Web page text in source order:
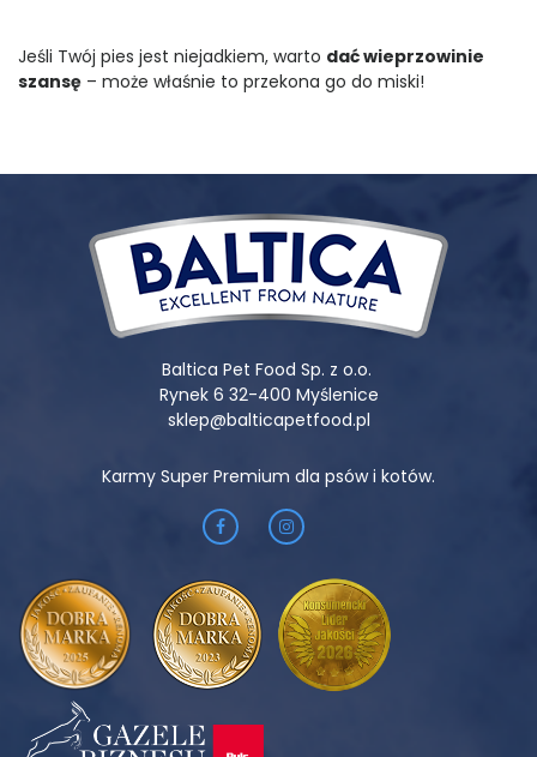
Jeśli Twój pies jest niejadkiem, warto dać wieprzowinie
szansę – może właśnie to przekona go do miski!
Baltica Pet Food Sp. z o.o.
Rynek 6 32-400 Myślenice
sklep@balticapetfood.pl
Karmy Super Premium dla psów i kotów.